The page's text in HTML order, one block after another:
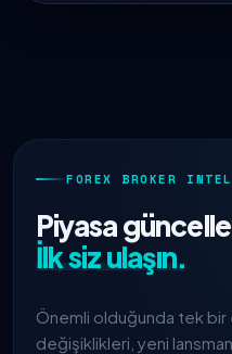
FOREX BROKER
Piyasa
İlk siz ulaşın.
Önemli olduğunda tek
değişiklikleri, yeni